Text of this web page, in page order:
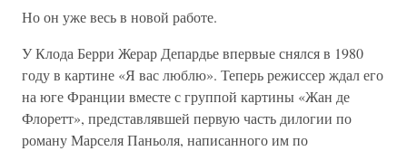
Но он уже весь в новой работе.
У Клода Берри Жерар Депардье впервые снялся в 1980
году в картине «Я вас люблю». Теперь режиссер ждал его
на юге Франции вместе с группой картины «Жан де
Флоретт», представлявшей первую часть дилогии по
роману Марселя Паньоля, написанного им по